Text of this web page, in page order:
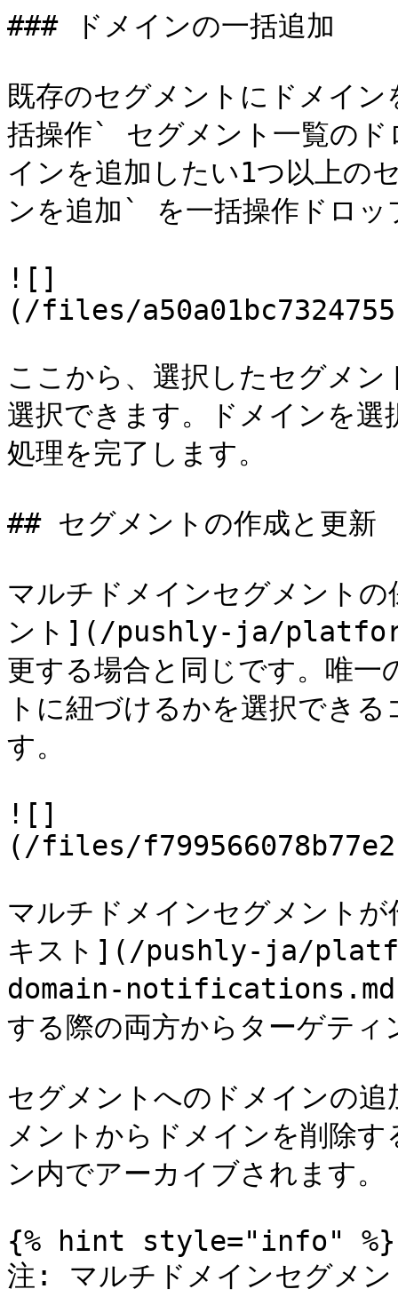
### ドメインの一括追加
既存のセグメントにドメイ
括操作` セグメント一覧のド
インを追加したい1つ以上の
ンを追加` を一括操作ドロ
![]
(/files/
ここから、選択したセグメ
選択できます。ドメインを
処理を完了します。
## セグメントの作成と更新
マルチドメインセグメント
ント](/pushly-ja/
更する場合と同じです。唯
トに紐づけるかを選択でき
す。
![]
(/files/
マルチドメインセグメント
キスト](/pushly-ja/
domain-notifications.md)
する際の両方からターゲテ
セグメントへのドメインの
メントからドメインを削除
ン内でアーカイブされます。
{% hint style="info" %}
注: マルチドメインセグメン